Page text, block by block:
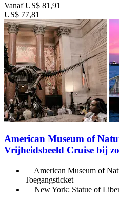
Vanaf US$ 81,91
US$ 77,81
American Museum of
Vrijheidsbeeld Cruise bij
American Museum of
Toegangsticket
New York: Statue of